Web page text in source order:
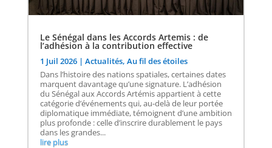
Le Sénégal dans les Accords Artemis : de
l’adhésion à la contribution effective
1 Juil 2026| Actualités, Au fil des étoiles
Dans l’histoire des nations spatiales, certaines dates
marquent davantage qu’une signature. L’adhésion
du Sénégal aux Accords Artémis appartient à cette
catégorie d’événements qui, au-delà de leur portée
diplomatique immédiate, témoignent d’une ambition
plus profonde : celle d’inscrire durablement le pays
dans les grandes...
lire plus